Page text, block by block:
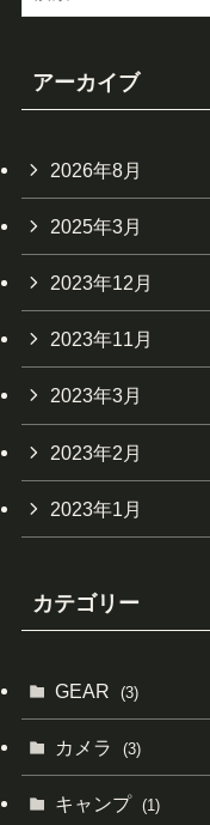
アーカイブ
2026年8月
2025年3月
2023年12月
2023年11月
2023年3月
2023年2月
2023年1月
カテゴリー
GEAR (3)
カメラ (3)
キャンプ (1)